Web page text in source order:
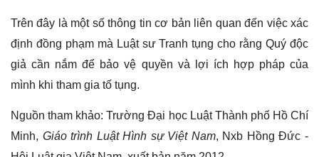
Trên đây là một số thông tin cơ bản liên quan đến việc xác
định đồng phạm mà Luật sư Tranh tụng cho rằng Quý độc
giả cần nắm để bảo vệ quyền và lợi ích hợp pháp của
mình khi tham gia tố tụng.
Nguồn tham khảo: Trường Đại học Luật Thành phố Hồ Chí
Minh, Giáo trình Luật Hình sự Việt Nam, Nxb Hồng Đức -